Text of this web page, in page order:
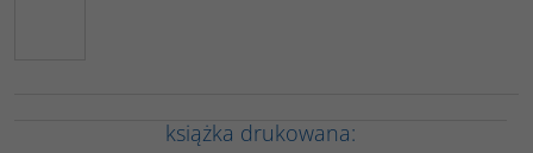
książka drukowana: